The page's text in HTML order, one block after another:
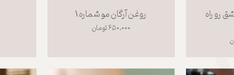
رو راه
روغن آرگان مو شماره 1
۶۵۰,۰۰۰ تومان